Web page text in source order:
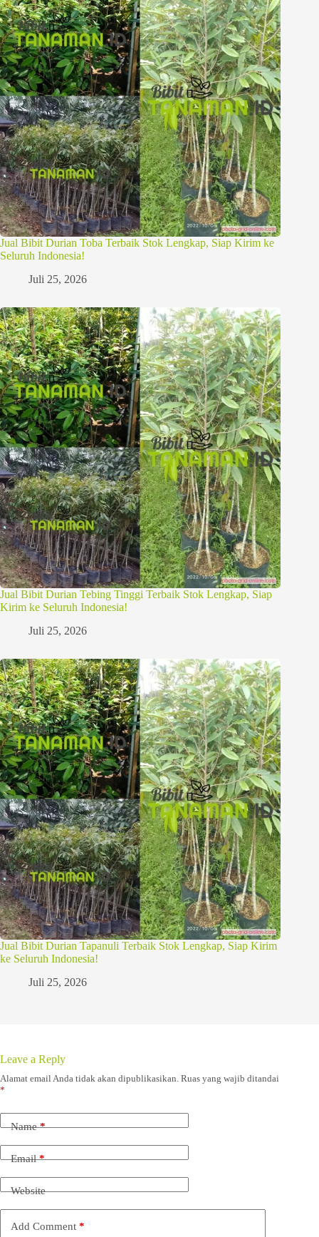
Jual Bibit Durian Toba Terbaik Stok Lengkap, Siap Kirim ke
Seluruh Indonesia!
Juli 25, 2026
Jual Bibit Durian Tebing Tinggi Terbaik Stok Lengkap, Siap
Kirim ke Seluruh Indonesia!
Juli 25, 2026
Jual Bibit Durian Tapanuli Terbaik Stok Lengkap, Siap Kirim
ke Seluruh Indonesia!
Juli 25, 2026
Leave a Reply
Alamat email Anda tidak akan dipublikasikan. Ruas yang wajib ditandai
*
Name*
Email*
Website
Add Comment *